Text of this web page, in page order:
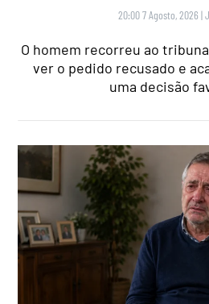
20:00 7 Agosto, 2026 |
O homem recorreu ao
ver o pedido recusado e
uma decisão